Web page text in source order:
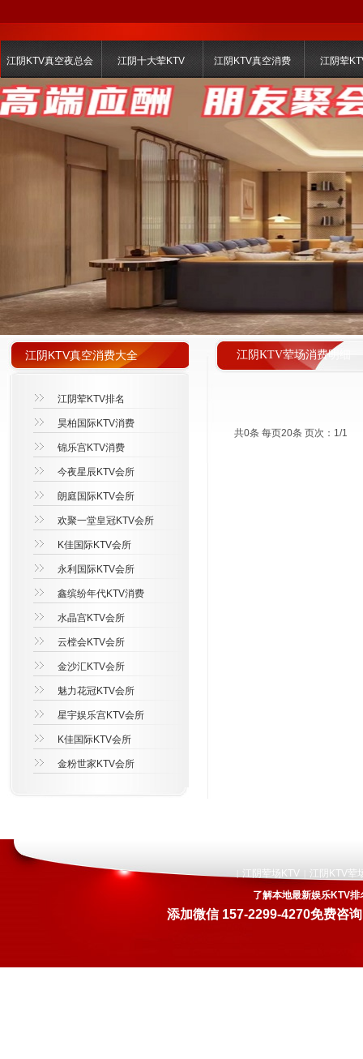
江阴KTV真空夜总会 江阴十大荤KTV 江阴KTV真空消费 江阴荤
江阴KTV荤场消费明细
共0条 每页20条 页次：1/1
江阴KTV真空消费大全
江阴荤KTV排名
昊柏国际KTV消费
锦乐宫KTV消费
今夜星辰KTV会所
朗庭国际KTV会所
欢聚一堂皇冠KTV会所
K佳国际KTV会所
永利国际KTV会所
鑫缤纷年代KTV消费
水晶宫KTV会所
云樘会KTV会所
金沙汇KTV会所
魅力花冠KTV会所
星宇娱乐宫KTV会所
K佳国际KTV会所
金粉世家KTV会所
江阴荤场KTV
江阴KTV荤
了解本地最新娱乐KTV
添加微信157-2299-4270免费咨